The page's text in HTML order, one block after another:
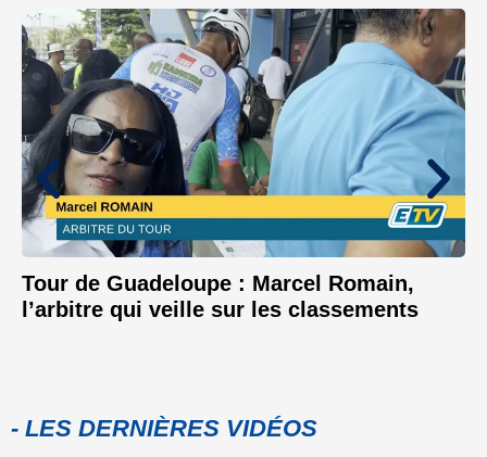
Tour de Guadeloupe : Marcel Romain,
l’arbitre qui veille sur les classements
- LES DERNIÈRES VIDÉOS